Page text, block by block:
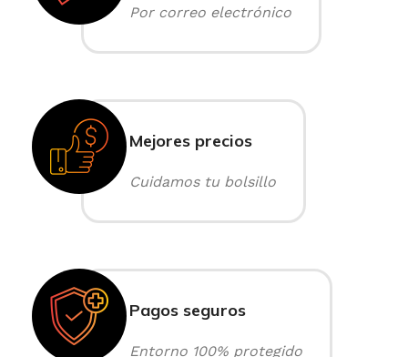
Por correo electrónico
Mejores precios
Cuidamos tu bolsillo
Pagos seguros
Entorno 100% protegido